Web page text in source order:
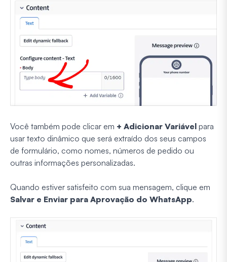
Você também pode clicar em + Adicionar Variável para
usar texto dinâmico que será extraído dos seus campos
de formulário, como nomes, números de pedido ou
outras informações personalizadas.
Quando estiver satisfeito com sua mensagem, clique em
Salvar e Enviar para Aprovação do WhatsApp.